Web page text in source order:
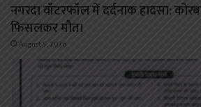
नगरदा वॉटरफॉल में दर्दनाक हादसा:
फिसलकर मौत।
August 5, 2026